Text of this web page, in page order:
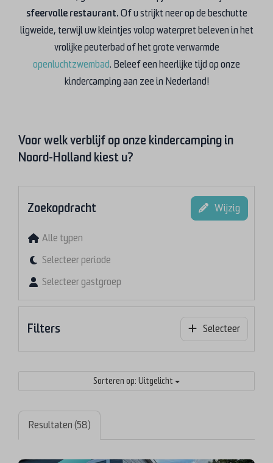
sfeervolle restaurant. Of u strijkt neer op de beschutte
ligweide, terwijl uw kleintjes volop waterpret beleven in het
vrolijke peuterbad of het grote verwarmde
openluchtzwembad. Beleef een heerlijke tijd op onze
kindercamping aan zee in Nederland!
Voor welk verblijf op onze kindercamping in
Noord-Holland kiest u?
Zoekopdracht Wijzig
Alle typen
Selecteer periode
Selecteer gastgroep
Filters Selecteer
Sorteren op: Uitgelicht
Resultaten (58)